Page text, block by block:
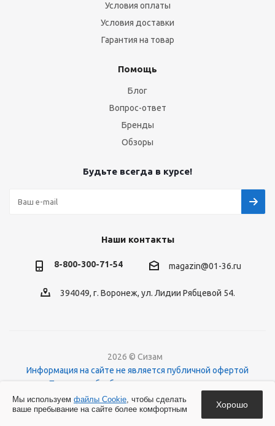
Условия оплаты
Условия доставки
Гарантия на товар
Помощь
Блог
Вопрос-ответ
Бренды
Обзоры
Будьте всегда в курсе!
Наши контакты
8-800-300-71-54 magazin@01-36.ru
394049, г. Воронеж, ул. Лидии Рябцевой 54.
2026 © Сизам
Информация на сайте не является публичной офертой
Политика обработки персональных данных
О файлах Cookies
Мы используем файлы Cookie, чтобы сделать
ваше пребывание на сайте более комфортным
Хорошо